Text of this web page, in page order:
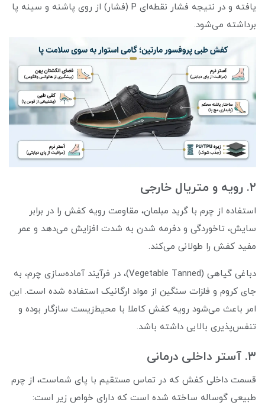
یافته و در نتیجه فشار نقطه‌ای P (فشار) از روی پاشنه و سینه پا
برداشته می‌شود.
۲. رویه و متریال خارجی
استفاده از چرم با گرید مبلمان، مقاومت رویه کفش را در برابر
سایش، تاخوردگی و دفرمه شدن به شدت افزایش می‌دهد و عمر
مفید کفش را طولانی می‌کند.
دباغی گیاهی (Vegetable Tanned)، در فرآیند آماده‌سازی چرم، به
جای کروم و فلزات سنگین از مواد ارگانیک استفاده شده است. این
امر باعث می‌شود رویه کفش کاملا با محیط‌زیست سازگار بوده و
تنفس‌پذیری بالایی داشته باشد.
۳. آستر داخلی درمانی
قسمت داخلی کفش که در تماس مستقیم با پای شماست، از چرم
طبیعی گوساله ساخته شده است که دارای خواص زیر است: